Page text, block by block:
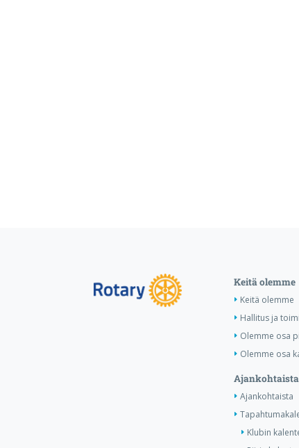
Keitä olemme
Keitä olemme
Hallitus ja
Olemme osa
Olemme osa
Ajankohtaista
Ajankohtaista
Klubin